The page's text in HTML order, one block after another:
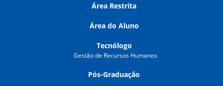
Área Restrita
Área do Aluno
Tecnólogo
Gestão de Recursos Humanos
Pós-Graduação